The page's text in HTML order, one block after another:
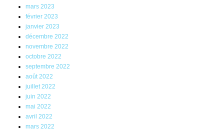
mars 2023
février 2023
janvier 2023
décembre 2022
novembre 2022
octobre 2022
septembre 2022
août 2022
juillet 2022
juin 2022
mai 2022
avril 2022
mars 2022